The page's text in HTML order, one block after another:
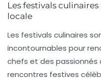
Les festivals
locale
Les festivals culinaires
incontournables pour
chefs et des passionnés
rencontres festives